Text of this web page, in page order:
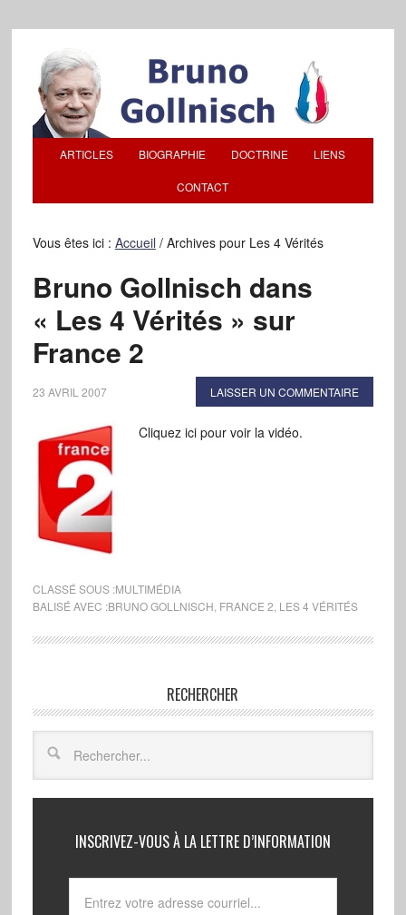
ARTICLES BIOGRAPHIE DOCTRINE LIENS
CONTACT
Vous êtes ici : Accueil /Archives pour Les 4 Vérités
Bruno Gollnisch dans
« Les 4 Vérités » sur
France 2
23 AVRIL 2007 LAISSER UN COMMENTAIRE
Cliquez ici pour voir la vidéo.
CLASSÉ SOUS :MULTIMÉDIA
BALISÉ AVEC :BRUNO GOLLNISCH FRANCE 2 LES 4 VÉRITÉS
RECHERCHER
INSCRIVEZ-VOUS À LA LETTRE D’INFORMATION